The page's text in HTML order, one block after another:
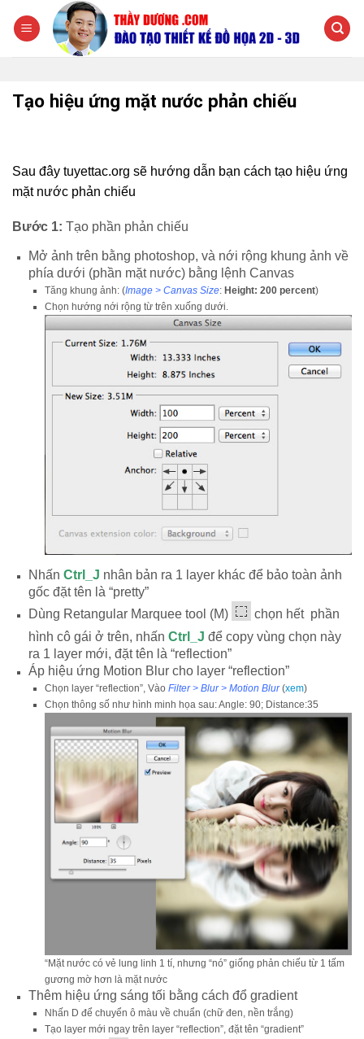
đến
Tạo hiệu ứng mặt nước phản chiếu
Sau đây tuyettac.org sẽ hướng dẫn bạn cách tạo hiệu ứng
mặt nước phản chiếu
Bước 1: Tạo phần phản chiếu
Mở ảnh trên bằng photoshop, và nới rộng khung ảnh về
phía dưới (phần mặt nước) bằng lệnh Canvas
Tăng khung ảnh: (Image > Canvas Size: Height: 200 percent)
Chọn hướng nới rộng từ trên xuống dưới.
Nhấn Ctrl_J nhân bản ra 1 layer khác để bảo toàn ảnh
gốc đặt tên là “pretty”
Dùng Retangular Marquee tool (M)
chọn hết phần
hình cô gái ở trên, nhấn Ctrl_J để copy vùng chọn này
ra 1 layer mới, đặt tên là “reflection”
Áp hiệu ứng Motion Blur cho layer “reflection”
Chọn layer “reflection”, Vào Filter > Blur > Motion Blur(xem)
Chọn thông số như hình minh họa sau: Angle: 90; Distance:35
“Mặt nước có vẻ lung linh 1 tí, nhưng “nó” giống phản chiếu từ 1 tấm
gương mờ hơn là mặt nước
Thêm hiệu ứng sáng tối bằng cách đổ gradient
Nhấn D để chuyển ô màu về chuẩn (chữ đen, nền trắng)
Tạo layer mới ngay trên layer “reflection”, đặt tên “gradient”